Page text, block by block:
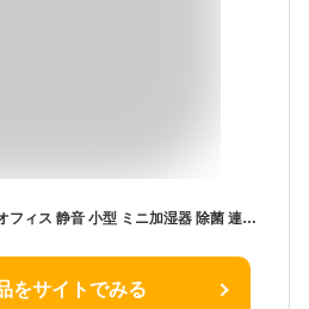
加湿器 超音波 加湿器 卓上 オフィス 静音 小型 ミニ加湿器 除菌 連続加湿約10時間 LEDランプ 気化式 大容量 360ml 持ち運び便利 空焚き防止 超音波式 おしゃれ usb ナチュラル 車載 車用 加湿器 SNSE
をサイトでみる